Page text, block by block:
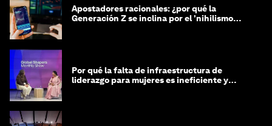
Apostadores racionales: ¿por qué la
Generación Z se inclina por el 'nihilismo
Por qué la falta de infraestructura de
liderazgo para mujeres es ineficiente y